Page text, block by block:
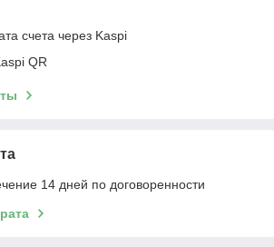
счета через Kaspi
QR
14 дней по договоренности